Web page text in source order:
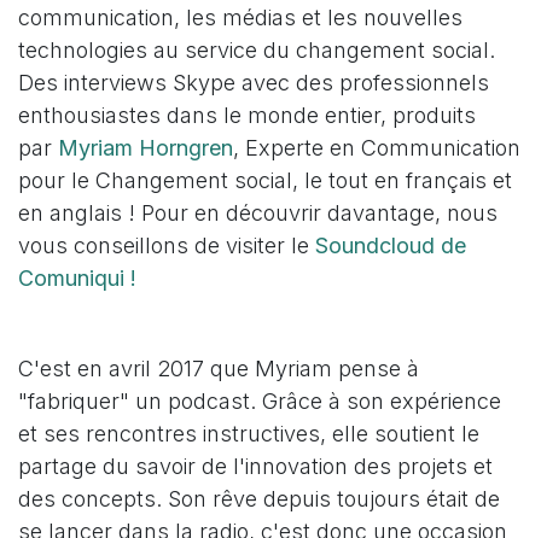
communication, les médias et les nouvelles
technologies au service du changement social.
Des interviews Skype avec des professionnels
enthousiastes dans le monde entier, produits
par Myriam Horngren, Experte en Communication
pour le Changement social, le tout en français et
en anglais ! Pour en découvrir davantage, nous
vous conseillons de visiter le Soundcloud de
Comuniqui !
C'est en avril 2017 que Myriam pense à
"fabriquer" un podcast. Grâce à son expérience
et ses rencontres instructives, elle soutient le
partage du savoir de l'innovation des projets et
des concepts. Son rêve depuis toujours était de
se lancer dans la radio, c'est donc une occasion